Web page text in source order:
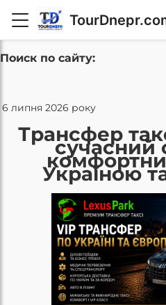
Поиск по сайту:
6 липня 2026 року
Трансфер
сучасний
Україною